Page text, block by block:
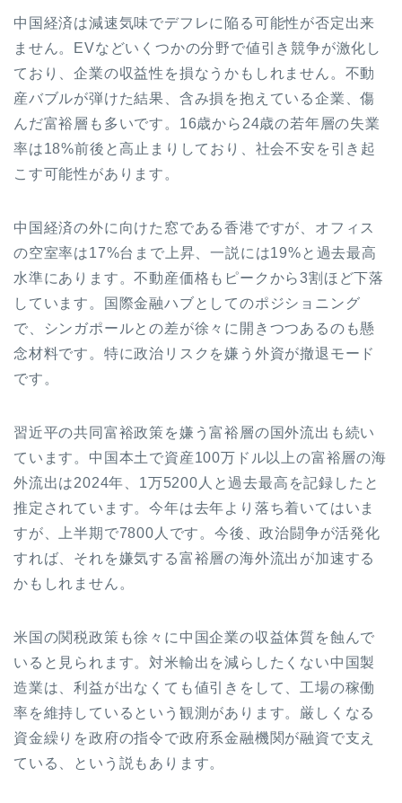
中国経済は減速気味でデフレに陥る可能性が否定出来
ません。EVなどいくつかの分野で値引き競争が激化し
ており、企業の収益性を損なうかもしれません。不動
産バブルが弾けた結果、含み損を抱えている企業、傷
んだ富裕層も多いです。16歳から24歳の若年層の失業
率は18%前後と高止まりしており、社会不安を引き起
こす可能性があります。
中国経済の外に向けた窓である香港ですが、オフィス
の空室率は17%台まで上昇、一説には19%と過去最高
水準にあります。不動産価格もピークから3割ほど下落
しています。国際金融ハブとしてのポジショニング
で、シンガポールとの差が徐々に開きつつあるのも懸
念材料です。特に政治リスクを嫌う外資が撤退モード
です。
習近平の共同富裕政策を嫌う富裕層の国外流出も続い
ています。中国本土で資産100万ドル以上の富裕層の海
外流出は2024年、1万5200人と過去最高を記録したと
推定されています。今年は去年より落ち着いてはいま
すが、上半期で7800人です。今後、政治闘争が活発化
すれば、それを嫌気する富裕層の海外流出が加速する
かもしれません。
米国の関税政策も徐々に中国企業の収益体質を蝕んで
いると見られます。対米輸出を減らしたくない中国製
造業は、利益が出なくても値引きをして、工場の稼働
率を維持しているという観測があります。厳しくなる
資金繰りを政府の指令で政府系金融機関が融資で支え
ている、という説もあります。